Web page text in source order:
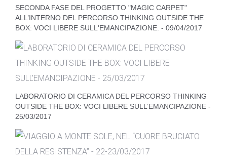
SECONDA FASE DEL PROGETTO "MAGIC CARPET"
ALL’INTERNO DEL PERCORSO THINKING OUTSIDE THE
BOX: VOCI LIBERE SULL'EMANCIPAZIONE. - 09/04/2017
LABORATORIO DI CERAMICA DEL PERCORSO THINKING
OUTSIDE THE BOX: VOCI LIBERE SULL’EMANCIPAZIONE -
25/03/2017